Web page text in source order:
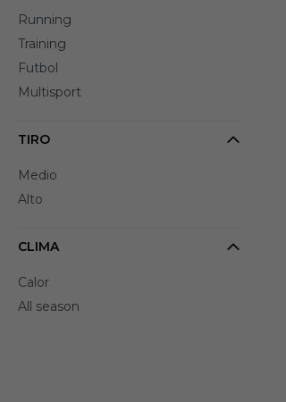
Running
Training
Futbol
Multisport
TIRO
Medio
Alto
CLIMA
Calor
All season